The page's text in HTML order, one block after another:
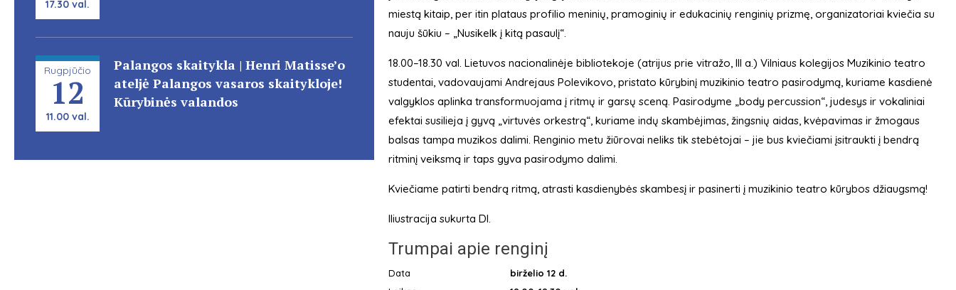
miestą kitaip, per itin plataus profilio meninių, pramoginių ir edukacinių renginių prizmę, organizatoriai kviečia su
nauju šūkiu – „Nusikelk į kitą pasaulį“.
18.00–18.30 val. Lietuvos nacionalinėje bibliotekoje (atrijus prie vitražo, III a.) Vilniaus kolegijos Muzikinio teatro
studentai, vadovaujami Andrejaus Polevikovo, pristato kūrybinį muzikinio teatro pasirodymą, kuriame kasdienė
valgyklos aplinka transformuojama į ritmų ir garsų sceną. Pasirodyme „body percussion“, judesys ir vokaliniai
efektai susilieja į gyvą „virtuvės orkestrą“, kuriame indų skambėjimas, žingsnių aidas, kvėpavimas ir žmogaus
balsas tampa muzikos dalimi. Renginio metu žiūrovai neliks tik stebėtojai – jie bus kviečiami įsitraukti į bendrą
ritminį veiksmą ir taps gyva pasirodymo dalimi.
Kviečiame patirti bendrą ritmą, atrasti kasdienybės skambesį ir pasinerti į muzikinio teatro kūrybos džiaugsmą!
Iliustracija sukurta DI.
Trumpai apie renginį
Data
birželio 12 d.
17.30 val.
Rugpjūčio
12
11.00 val.
Palangos skaitykla | Henri Matisse’o
ateljė Palangos vasaros skaitykloje!
Kūrybinės valandos